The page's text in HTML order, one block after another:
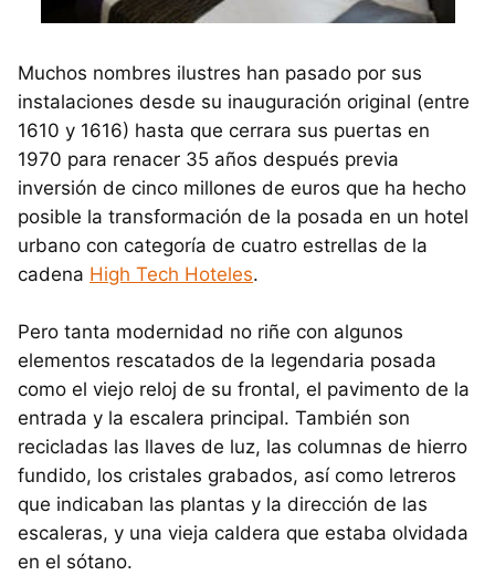
Muchos nombres ilustres han pasado por sus
instalaciones desde su inauguración original (entre
1610 y 1616) hasta que cerrara sus puertas en
1970 para renacer 35 años después previa
inversión de cinco millones de euros que ha hecho
posible la transformación de la posada en un hotel
urbano con categoría de cuatro estrellas de la
cadena High Tech Hoteles.
Pero tanta modernidad no riñe con algunos
elementos rescatados de la legendaria posada
como el viejo reloj de su frontal, el pavimento de la
entrada y la escalera principal. También son
recicladas las llaves de luz, las columnas de hierro
fundido, los cristales grabados, así como letreros
que indicaban las plantas y la dirección de las
escaleras, y una vieja caldera que estaba olvidada
en el sótano.